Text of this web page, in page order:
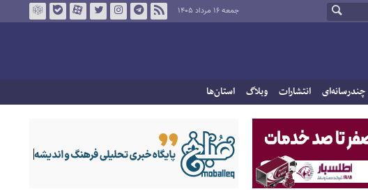
جمعه ۱۶ مرداد ۱۴۰۵
چندرسانه‌ای انتشارات وبلاگ استان‌ها